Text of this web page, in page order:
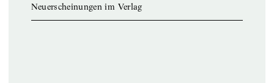
Neuerscheinungen im Verlag